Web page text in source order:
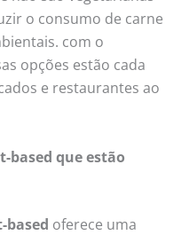
o consumo de carne
com o
opções estão cada
e restaurantes ao
based que estão
based oferece uma